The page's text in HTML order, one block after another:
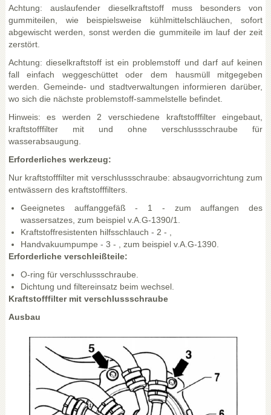
Achtung: auslaufender dieselkraftstoff muss besonders von
gummiteilen, wie beispielsweise kühlmittelschläuchen, sofort
abgewischt werden, sonst werden die gummiteile im lauf der zeit
zerstört.
Achtung: dieselkraftstoff ist ein problemstoff und darf auf keinen
fall einfach weggeschüttet oder dem hausmüll mitgegeben
werden. Gemeinde- und stadtverwaltungen informieren darüber,
wo sich die nächste problemstoff-sammelstelle befindet.
Hinweis: es werden 2 verschiedene kraftstofffilter eingebaut,
kraftstofffilter mit und ohne verschlussschraube für
wasserabsaugung.
Erforderliches werkzeug:
Nur kraftstofffilter mit verschlussschraube: absaugvorrichtung zum
entwässern des kraftstofffilters.
Geeignetes auffanggefäß - 1 - zum auffangen des
wassersatzes, zum beispiel v.A.G-1390/1.
Kraftstoffresistenten hilfsschlauch - 2 - ,
Handvakuumpumpe - 3 - , zum beispiel v.A.G-1390.
Erforderliche verschleißteile:
O-ring für verschlussschraube.
Dichtung und filtereinsatz beim wechsel.
Kraftstofffilter mit verschlussschraube
Ausbau